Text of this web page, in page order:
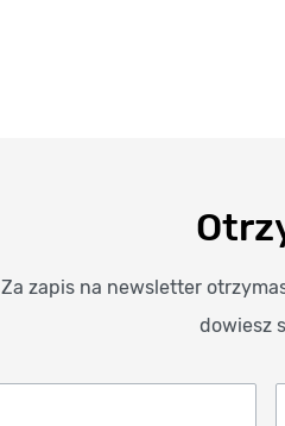
Za zapis na newsletter
dowiesz